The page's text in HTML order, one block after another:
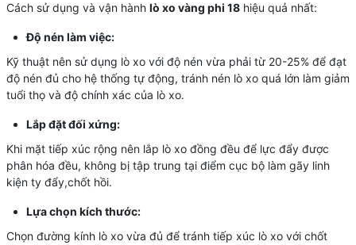
Cách sử dụng và vận hành lò xo vàng phi 18hiệu quả nhất:
Độ nén làm việc:
Kỹ thuật nên sử dụng lò xo với độ nén vừa phải từ 20-25% để đạt
độ nén đủ cho hệ thống tự động, tránh nén lò xo quá lớn làm giảm
tuổi thọ và độ chính xác của lò xo.
Lắp đặt đối xứng:
Khi mặt tiếp xúc rộng nên lắp lò xo đồng đều để lực đẩy được
phân hóa đều, không bị tập trung tại điểm cục bộ làm gãy linh
kiện ty đẩy,chốt hồi.
Lựa chọn kích thước:
Chọn đường kính lò xo vừa đủ để tránh tiếp xúc lò xo với chốt